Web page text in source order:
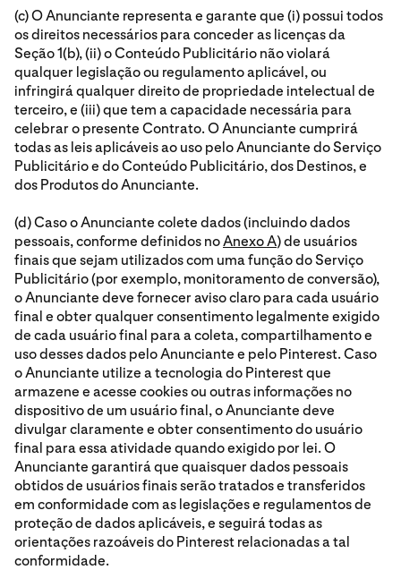
(c) O Anunciante representa e garante que (i) possui todos
os direitos necessários para conceder as licenças da
Seção 1(b), (ii) o Conteúdo Publicitário não violará
qualquer legislação ou regulamento aplicável, ou
infringirá qualquer direito de propriedade intelectual de
terceiro, e (iii) que tem a capacidade necessária para
celebrar o presente Contrato. O Anunciante cumprirá
todas as leis aplicáveis ao uso pelo Anunciante do Serviço
Publicitário e do Conteúdo Publicitário, dos Destinos, e
dos Produtos do Anunciante.
(d) Caso o Anunciante colete dados (incluindo dados
pessoais, conforme definidos noAnexo A) de usuários
finais que sejam utilizados com uma função do Serviço
Publicitário (por exemplo, monitoramento de conversão),
o Anunciante deve fornecer aviso claro para cada usuário
final e obter qualquer consentimento legalmente exigido
de cada usuário final para a coleta, compartilhamento e
uso desses dados pelo Anunciante e pelo Pinterest. Caso
o Anunciante utilize a tecnologia do Pinterest que
armazene e acesse cookies ou outras informações no
dispositivo de um usuário final, o Anunciante deve
divulgar claramente e obter consentimento do usuário
final para essa atividade quando exigido por lei. O
Anunciante garantirá que quaisquer dados pessoais
obtidos de usuários finais serão tratados e transferidos
em conformidade com as legislações e regulamentos de
proteção de dados aplicáveis, e seguirá todas as
orientações razoáveis do Pinterest relacionadas a tal
conformidade.